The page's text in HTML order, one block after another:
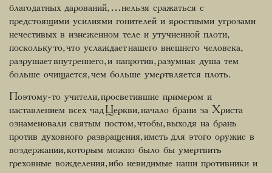
благодатных дарований, …нельзя сражаться с
предстоящими усилиями гонителей и яростными угрозами
нечестивых в изнеженном теле и утучненной плоти,
поскольку то, что услаждает нашего внешнего человека,
разрушает внутреннего, и напротив, разумная душа тем
больше очищается, чем больше умертвляется плоть.
Поэтому-то учители, просветившие примером и
наставлением всех чад Церкви, начало брани за Христа
ознаменовали святым постом, чтобы, выходя на брань
против духовного развращения, иметь для этого оружие в
воздержании, которым можно было бы умертвить
греховные вожделения, ибо невидимые наши противники и